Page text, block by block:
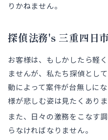
りかねません。
探偵法務's 三重四日
お客様は、もしかしたら軽
ませんが、私たち探偵とし
動によって案件が台無しに
様が悲しむ姿は見たくありま
また、日々の激務をこなす
らなければなりません。